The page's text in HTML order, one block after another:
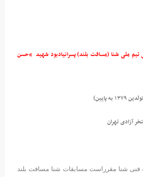
شنا (مسافت بلند) پسرانیادبود شهید “حسن
مقرراست مسابقات شنا مسافت بلند